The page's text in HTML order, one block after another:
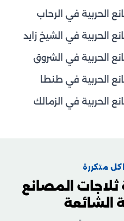
الحربية في الرحاب
الحربية في الشيخ زايد
الحربية في الشروق
الحربية في طنطا
الحربية في الزمالك
متكررة
المصانع
الشائعة